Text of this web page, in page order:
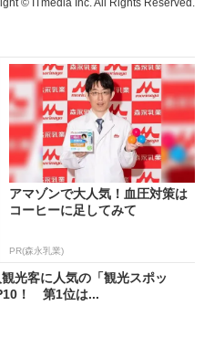
アマゾンで大人気！血圧対策は
コーヒーに足してみて
PR(森永乳業)
観光客に人気の「観光スポッ
！ 第1位は...